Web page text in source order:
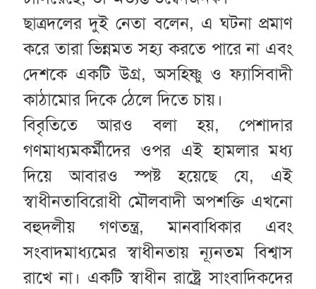
ছাত্রদলের দুই নেতা বলেন, এ ঘটনা প্রমাণ
করে তারা ভিন্নমত সহ্য করতে পারে না এবং
দেশকে একটি উগ্র, অসহিষ্ণু ও ফ্যাসিবাদী
কাঠামোর দিকে ঠেলে দিতে চায়।
বিবৃতিতে আরও বলা হয়, পেশাদার
গণমাধ্যমকর্মীদের ওপর এই হামলার মধ্য
দিয়ে আবারও স্পষ্ট হয়েছে যে, এই
স্বাধীনতাবিরোধী মৌলবাদী অপশক্তি এখনো
বহুদলীয় গণতন্ত্র, মানবাধিকার এবং
সংবাদমাধ্যমের স্বাধীনতায় ন্যূনতম বিশ্বাস
রাখে না। একটি স্বাধীন রাষ্ট্রে সাংবাদিকদের